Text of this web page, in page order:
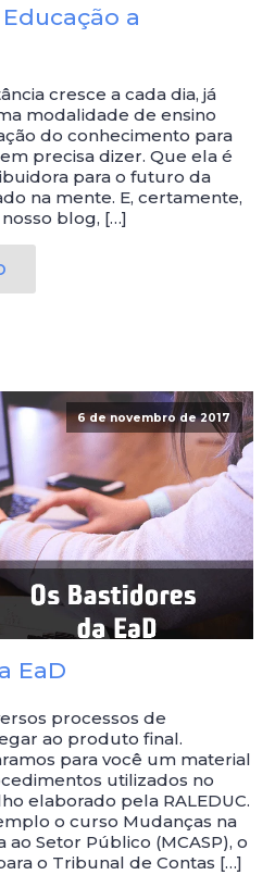
a
cresce a cada dia, já
modalidade de ensino
do conhecimento para
precisa dizer. Que ela é
para o futuro da
na mente. E, certamente,
blog, […]
6 de novembro de 2017
EaD
processos de
ao produto final.
para você um material
utilizados no
elaborado pela RALEDUC.
o curso Mudanças na
Setor Público (MCASP), o
o Tribunal de Contas […]